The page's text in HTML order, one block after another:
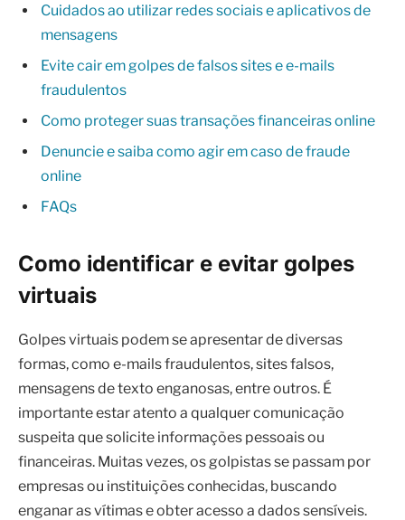
Cuidados ao utilizar redes sociais e aplicativos de
mensagens
Evite cair em golpes de falsos sites e e-mails
fraudulentos
Como proteger suas transações financeiras online
Denuncie e saiba como agir em caso de fraude
online
FAQs
Como identificar e evitar golpes
virtuais
Golpes virtuais podem se apresentar de diversas
formas, como e-mails fraudulentos, sites falsos,
mensagens de texto enganosas, entre outros. É
importante estar atento a qualquer comunicação
suspeita que solicite informações pessoais ou
financeiras. Muitas vezes, os golpistas se passam por
empresas ou instituições conhecidas, buscando
enganar as vítimas e obter acesso a dados sensíveis.